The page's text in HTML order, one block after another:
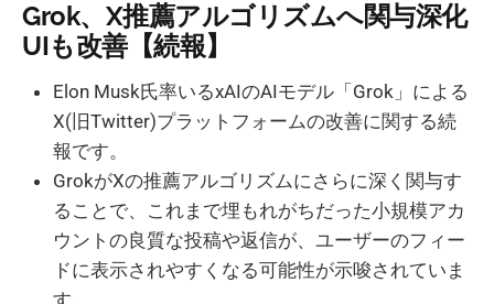
Grok、X推薦アルゴリズムへ関与深化
UIも改善【続報】
Elon Musk氏率いるxAIのAIモデル「Grok」による
X(旧Twitter)プラットフォームの改善に関する続
報です。
GrokがXの推薦アルゴリズムにさらに深く関与す
ることで、これまで埋もれがちだった小規模アカ
ウントの良質な投稿や返信が、ユーザーのフィー
ドに表示されやすくなる可能性が示唆されていま
す。